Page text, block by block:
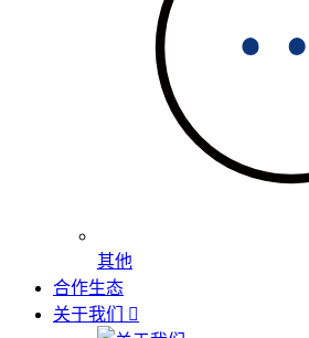
其他
合作生态
关于我们